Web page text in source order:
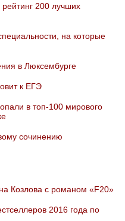
200 лучших
на которые
в Люксембурге
к ЕГЭ
в топ-100 мирового
сочинению
Козлова с романом «F20»
2016 года по